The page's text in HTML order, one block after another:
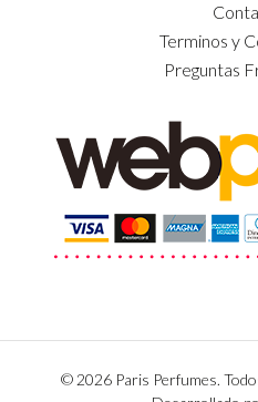
Terminos y
Preguntas
© 2026 Paris Perfumes.